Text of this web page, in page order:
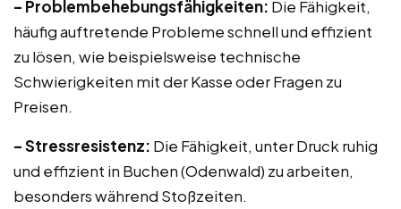
– Problembehebungsfähigkeiten: Die Fähigkeit,
häufig auftretende Probleme schnell und effizient
zu lösen, wie beispielsweise technische
Schwierigkeiten mit der Kasse oder Fragen zu
Preisen.
– Stressresistenz: Die Fähigkeit, unter Druck ruhig
und effizient in Buchen (Odenwald) zu arbeiten,
besonders während Stoßzeiten.